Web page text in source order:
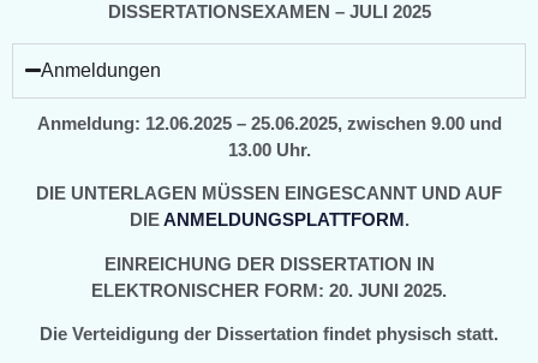
DISSERTATIONSEXAMEN – JULI 2025
Anmeldungen
Anmeldung: 12.06.2025 – 25.06.2025, zwischen 9.00 und
13.00 Uhr.
DIE UNTERLAGEN MÜSSEN EINGESCANNT UND AUF
DIEANMELDUNGSPLATTFORM.
EINREICHUNG DER DISSERTATION IN
ELEKTRONISCHER FORM: 20. JUNI 2025.
Die Verteidigung der Dissertation findet physisch statt.